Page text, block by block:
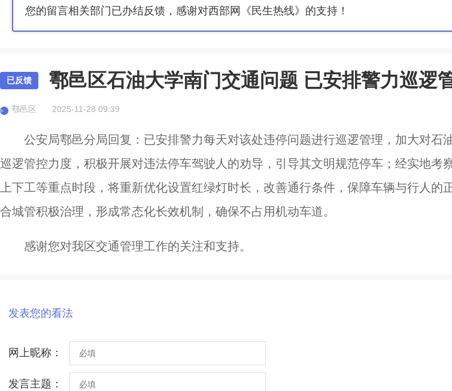
您的留言相关部门已办结反馈，感谢对西部网《民生热线》的支持！
已反馈 鄠邑区石油大学南门交通问题 已安排警力巡逻
鄠 鄠邑区 2025-11-28 09:39
公安局鄠邑分局回复：已安排警力每天对该处违停问题进行巡逻管理，加大对石
巡逻管控力度，积极开展对违法停车驾驶人的劝导，引导其文明规范停车；经实地考
上下工等重点时段，将重新优化设置红绿灯时长，改善通行条件，保障车辆与行人的
合城管积极治理，形成常态化长效机制，确保不占用机动车道。
感谢您对我区交通管理工作的关注和支持。
发表您的看法
网上昵称：
发言主题：